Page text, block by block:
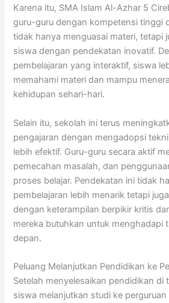
Karena itu, SMA Islam Al-Azhar 5
guru-guru dengan kompetensi tinggi
tidak hanya menguasai materi, tetapi
siswa dengan pendekatan inovatif.
pembelajaran yang interaktif, siswa
memahami materi dan mampu
kehidupan sehari-hari.
Selain itu, sekolah ini terus
pengajaran dengan mengadopsi
lebih efektif. Guru-guru secara aktif
pemecahan masalah, dan
proses belajar. Pendekatan ini tidak
pembelajaran lebih menarik tetapi
dengan keterampilan berpikir kritis
mereka butuhkan untuk menghadapi
depan.
Peluang Melanjutkan Pendidikan ke
Setelah menyelesaikan pendidikan di
siswa melanjutkan studi ke